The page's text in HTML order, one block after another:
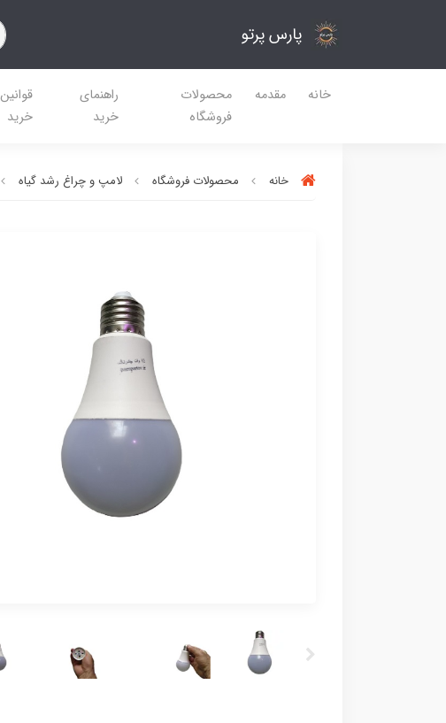
پارس پرتو
خانه مقدمه
محصولات
فروشگاه
راهنمای
خرید
قوانین
خرید
خانه محصولات فروشگاه لامپ و چراغ رشد گیاه